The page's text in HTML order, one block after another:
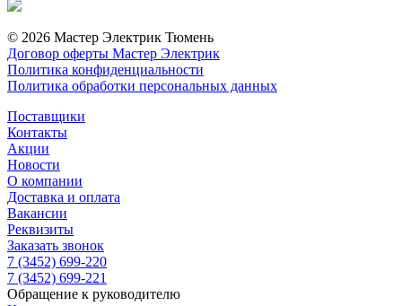
© 2026 Мастер Электрик Тюмень
Договор оферты Мастер Электрик
Политика конфиденциальности
Политика обработки персональных данных
Поставщики
Контакты
Акции
Новости
О компании
Доставка и оплата
Вакансии
Реквизиты
Заказать звонок
7 (3452) 699-220
7 (3452) 699-221
Обращение к руководителю